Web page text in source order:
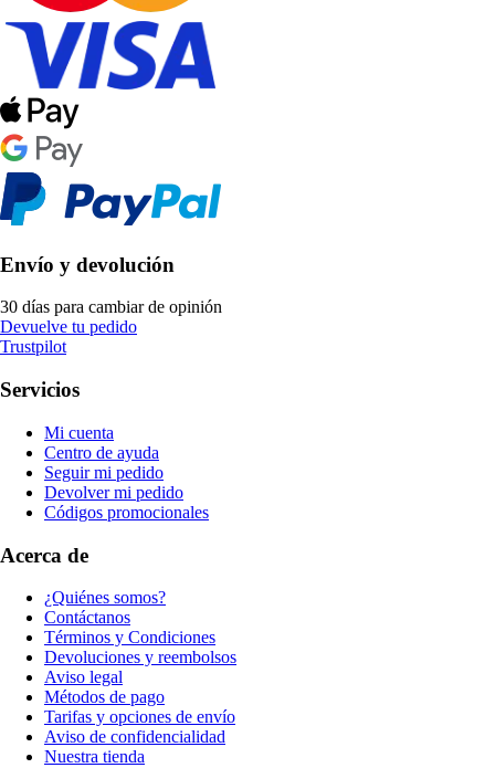
Envío y devolución
30 días para cambiar de opinión
Devuelve tu pedido
Trustpilot
Servicios
Mi cuenta
Centro de ayuda
Seguir mi pedido
Devolver mi pedido
Códigos promocionales
Acerca de
¿Quiénes somos?
Contáctanos
Términos y Condiciones
Devoluciones y reembolsos
Aviso legal
Métodos de pago
Tarifas y opciones de envío
Aviso de confidencialidad
Nuestra tienda